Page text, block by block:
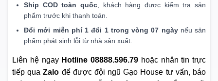
Ship COD toàn quốc , khách hàng được kiểm tra sản
phẩm trước khi thanh toán.
Đổi mới miễn phí 1 đổi 1 trong vòng 07 ngàynếu sản
phẩm phát sinh lỗi từ nhà sản xuất.
Liên hệ ngay Hotline 08888.596.79 hoặc nhắn tin trực
tiếp quaZalo để được đội ngũ Gạo House tư vấn, báo